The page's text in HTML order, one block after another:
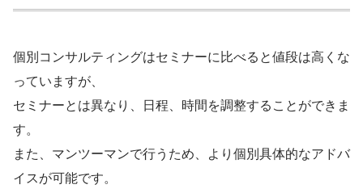
個別コンサルティングはセミナーに比べると値段は高くな
っていますが、
セミナーとは異なり、日程、時間を調整することができま
す。
また、マンツーマンで行うため、より個別具体的なアドバ
イスが可能です。